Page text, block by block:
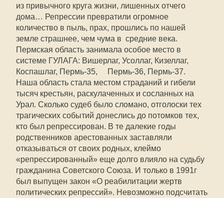
из привычного круга жизни, лишенных отчего
дома… Репрессии превратили огромное
количество в пыль, прах, прошлись по нашей
земле страшнее, чем чума в средние века.
Пермская область занимала особое место в
системе ГУЛАГА: Вишерлаг, Усоллаг, Кизеллаг,
Коспашлаг, Пермь-35, Пермь-36, Пермь-37.
Наша область стала местом страданий и гибели
тысяч крестьян, раскулаченных и сосланных на
Урал. Сколько судеб было сломано, отголоски тех
трагических событий донеслись до потомков тех,
кто был репрессирован. В те далекие годы
родственников арестованных заставляли
отказываться от своих родных, клеймо
«репрессированный» еще долго влияло на судьбу
гражданина Советского Союза. И только в 1991г
был выпущен закон «О реабилитации жертв
политических репрессий». Невозможно подсчитать